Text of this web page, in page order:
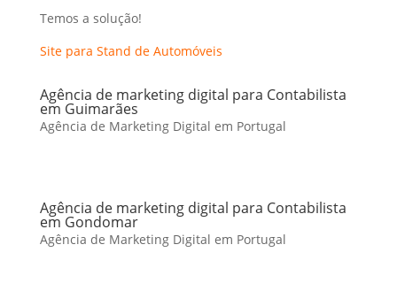
Temos a solução!
Site para Stand de Automóveis
Agência de marketing digital para Contabilista
em Guimarães
Agência de Marketing Digital em Portugal
Agência de marketing digital para Contabilista
em Gondomar
Agência de Marketing Digital em Portugal